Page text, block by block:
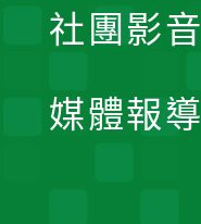
社團影音
媒體報導